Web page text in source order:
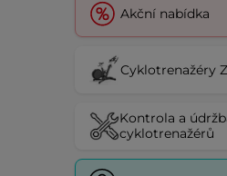
Akční nabídka
Cyklotrenažéry
Kontrola a
cyklotrenažérů